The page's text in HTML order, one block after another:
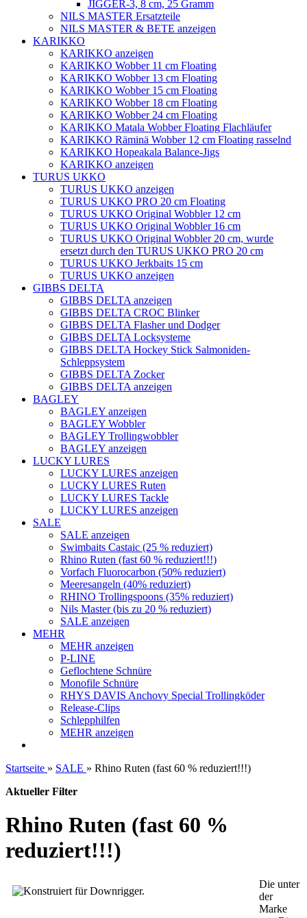
JIGGER-3, 8 cm, 25 Gramm
NILS MASTER Ersatzteile
NILS MASTER & BETE anzeigen
KARIKKO
KARIKKO anzeigen
KARIKKO Wobber 11 cm Floating
KARIKKO Wobber 13 cm Floating
KARIKKO Wobber 15 cm Floating
KARIKKO Wobber 18 cm Floating
KARIKKO Wobber 24 cm Floating
KARIKKO Matala Wobber Floating Flachläufer
KARIKKO Räminä Wobber 12 cm Floating rasselnd
KARIKKO Hopeakala Balance-Jigs
KARIKKO anzeigen
TURUS UKKO
TURUS UKKO anzeigen
TURUS UKKO PRO 20 cm Floating
TURUS UKKO Original Wobbler 12 cm
TURUS UKKO Original Wobbler 16 cm
TURUS UKKO Original Wobbler 20 cm, wurde
ersetzt durch den TURUS UKKO PRO 20 cm
TURUS UKKO Jerkbaits 15 cm
TURUS UKKO anzeigen
GIBBS DELTA
GIBBS DELTA anzeigen
GIBBS DELTA CROC Blinker
GIBBS DELTA Flasher und Dodger
GIBBS DELTA Locksysteme
GIBBS DELTA Hockey Stick Salmoniden-
Schleppsystem
GIBBS DELTA Zocker
GIBBS DELTA anzeigen
BAGLEY
BAGLEY anzeigen
BAGLEY Wobbler
BAGLEY Trollingwobbler
BAGLEY anzeigen
LUCKY LURES
LUCKY LURES anzeigen
LUCKY LURES Ruten
LUCKY LURES Tackle
LUCKY LURES anzeigen
SALE
SALE anzeigen
Swimbaits Castaic (25 % reduziert)
Rhino Ruten (fast 60 % reduziert!!!)
Vorfach Fluorocarbon (50% reduziert)
Meeresangeln (40% reduziert)
RHINO Trollingspoons (35% reduziert)
Nils Master (bis zu 20 % reduziert)
SALE anzeigen
MEHR
MEHR anzeigen
P-LINE
Geflochtene Schnüre
Monofile Schnüre
RHYS DAVIS Anchovy Special Trollingköder
Release-Clips
Schlepphilfen
MEHR anzeigen
Startseite » SALE » Rhino Ruten (fast 60 % reduziert!!!)
Aktueller Filter
Rhino Ruten (fast 60 %
reduziert!!!)
Die unter
der
Marke